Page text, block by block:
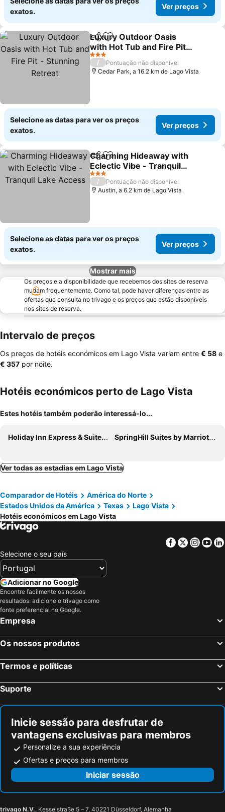
exatos.
Ver preços
PartilharAdicionar aos favoritos
Luxury Outdoor Oasis
with Hot Tub and Fire Pit -
Stunning Retreat
Ver preços
3 Estrelas
/
Pontuação não disponível
Cedar Park, a 16.2 km de Lago Vista
Selecione as datas para ver os preços
exatos.
Ver preços
PartilharAdicionar aos favoritos
Charming Hideaway with
Eclectic Vibe - Tranquil
Lake Access
Ver preços
3 Estrelas
/
Pontuação não disponível
Austin, a 6.2 km de Lago Vista
Selecione as datas para ver os preços
exatos.
Ver preços
Mostrar mais
Os preços e a disponibilidade que recebemos dos sites de reserva
mudam frequentemente. Como tal, pode haver diferenças entre as
ofertas que consulta no trivago e os preços que estão disponíveis
nos sites de reserva.
Intervalo de preços
Os preços de hotéis económicos em Lago Vista variam entre ‎€ 58 e
‎€ 357 por noite.
Hotéis económicos perto de Lago Vista
Estes hotéis também poderão interessá-lo...
Holiday Inn Express & Suites Austin Nw - Four Points By Ihg SpringHill Suites by Marriott Austin West/Lakeway
Ver todas as estadias em Lago Vista
Comparador de Hotéis
América do Norte
Estados Unidos da América
Texas
Lago Vista
Hotéis económicos em Lago Vista
Facebook
Twitter
Selecione o seu país
Adicionar no Google
Encontre facilmente os nossos
resultados: adicione o trivago como
fonte preferencial no Google.
Empresa
Os nossos produtos
Termos e políticas
Suporte
Inicie sessão para desfrutar de
vantagens exclusivas para membros
Personalize a sua experiência
Ofertas e preços para membros
Iniciar sessão
trivago N.V., Kesselstraße 5 – 7, 40221 Düsseldorf, Alemanha